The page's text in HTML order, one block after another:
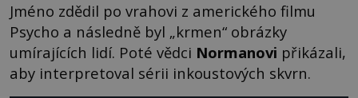
Jméno zdědil po vrahovi z amerického filmu
Psycho a následně byl „krmen“ obrázky
umírajících lidí. Poté vědci Normanovi přikázali,
aby interpretoval sérii inkoustových skvrn.